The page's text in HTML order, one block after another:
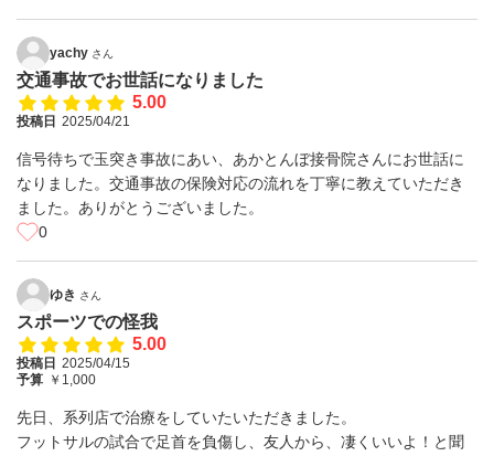
yachy さん
交通事故でお世話になりました
5.00
投稿日 2025/04/21
信号待ちで玉突き事故にあい、あかとんぼ接骨院さんにお世話に
なりました。交通事故の保険対応の流れを丁寧に教えていただき
ました。ありがとうございました。
0
ゆき さん
スポーツでの怪我
5.00
投稿日 2025/04/15
予算 ￥1,000
先日、系列店で治療をしていたいただきました。
フットサルの試合で足首を負傷し、友人から、凄くいいよ！と聞